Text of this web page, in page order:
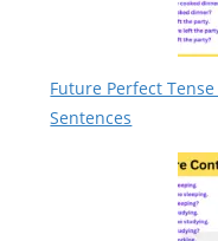
Future Perfect
Sentences